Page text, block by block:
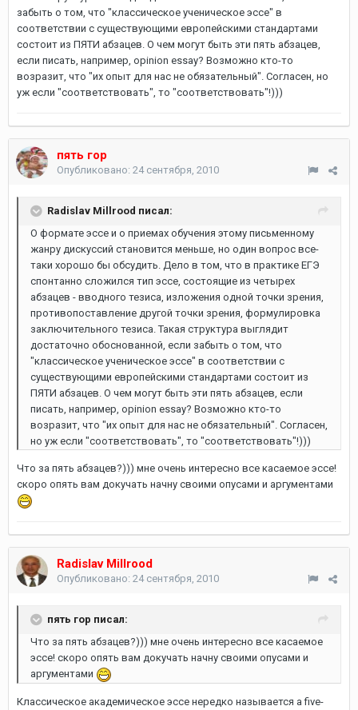
забыть о том, что "классическое ученическое эссе" в
соответствии с существующими европейскими стандартами
состоит из ПЯТИ абзацев. О чем могут быть эти пять абзацев,
если писать, например, opinion essay? Возможно кто-то
возразит, что "их опыт для нас не обязательный". Согласен, но
уж если "соответствовать", то "соответствовать"!)))
пять гор
Опубликовано: 24 сентября, 2010
Radislav Millrood писал:
О формате эссе и о приемах обучения этому письменному
жанру дискуссий становится меньше, но один вопрос все-
таки хорошо бы обсудить. Дело в том, что в практике ЕГЭ
спонтанно сложился тип эссе, состоящие из четырех
абзацев - вводного тезиса, изложения одной точки зрения,
противопоставление другой точки зрения, формулировка
заключительного тезиса. Такая структура выглядит
достаточно обоснованной, если забыть о том, что
"классическое ученическое эссе" в соответствии с
существующими европейскими стандартами состоит из
ПЯТИ абзацев. О чем могут быть эти пять абзацев, если
писать, например, opinion essay? Возможно кто-то
возразит, что "их опыт для нас не обязательный". Согласен,
но уж если "соответствовать", то "соответствовать"!)))
Что за пять абзацев?))) мне очень интересно все касаемое эссе!
скоро опять вам докучать начну своими опусами и аргументами
Radislav Millrood
Опубликовано: 24 сентября, 2010
пять гор писал:
Что за пять абзацев?))) мне очень интересно все касаемое
эссе! скоро опять вам докучать начну своими опусами и
аргументами
Классическое академическое эссе нередко называется a five-